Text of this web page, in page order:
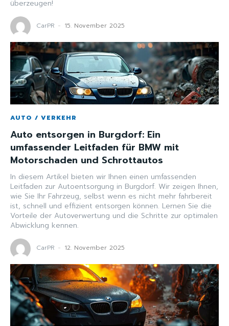
überzeugen!
CarPR - 15. November 2025
AUTO / VERKEHR
Auto entsorgen in Burgdorf: Ein
umfassender Leitfaden für BMW mit
Motorschaden und Schrottautos
In diesem Artikel bieten wir Ihnen einen umfassenden
Leitfaden zur Autoentsorgung in Burgdorf. Wir zeigen Ihnen,
wie Sie Ihr Fahrzeug, selbst wenn es nicht mehr fahrbereit
ist, schnell und effizient entsorgen können. Lernen Sie die
Vorteile der Autoverwertung und die Schritte zur optimalen
Abwicklung kennen.
CarPR - 12. November 2025